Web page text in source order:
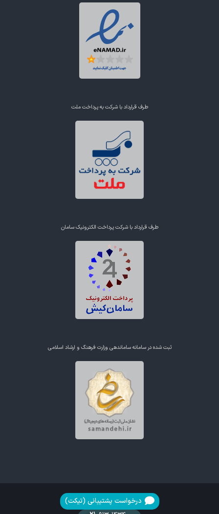
طرف قرارداد با شرکت به پرداخت ملت
طرف قرارداد با شرکت پرداخت الکترونیک سامان
ثبت شده در سامانه ساماندهی وزارت فرهنگ و ارشاد اسلامی
درخواست پشتیبانی (تیکت)